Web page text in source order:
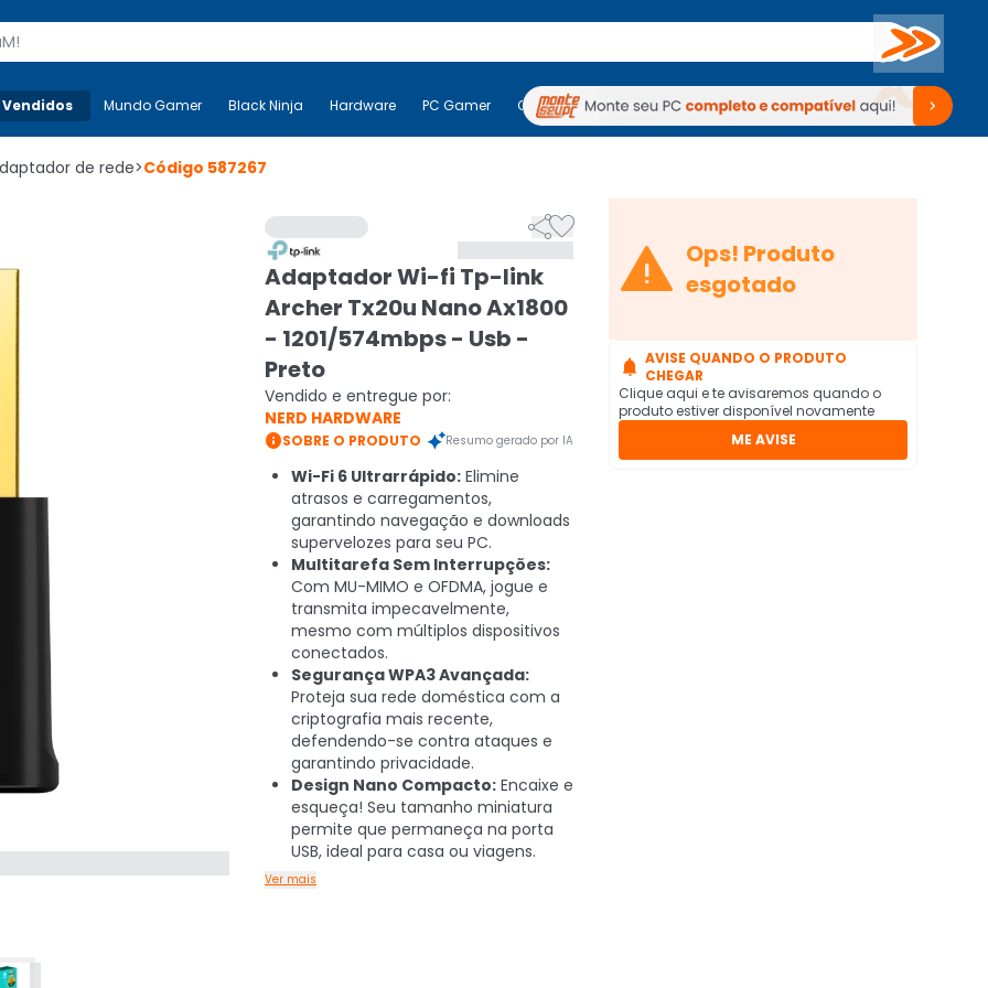
Buscar
Mais-v- Mundo Gamer Black Ninja Hardware PC Gamer Computadores Periféricos TV Venda no KaBuM!
Mundo Gamer Black Ninja Hardware PC Gamer Computadores Periféricos TV Venda no KaBuM!
de rede>Código 587267

Adaptador Wi-fi Tp-link
Archer Tx20u Nano Ax1800
- 1201/574mbps - Usb -
Preto
Vendido e entregue por:
NERD HARDWARE
SOBRE O PRODUTO Resumo gerado por IA
Wi-Fi 6 Ultrarrápido: Elimine
atrasos e carregamentos,
garantindo navegação e downloads
supervelozes para seu PC.
Multitarefa Sem Interrupções:
Com MU-MIMO e OFDMA, jogue e
transmita impecavelmente,
mesmo com múltiplos dispositivos
conectados.
Segurança WPA3 Avançada:
Proteja sua rede doméstica com a
criptografia mais recente,
defendendo-se contra ataques e
garantindo privacidade.
Design Nano Compacto: Encaixe e
esqueça! Seu tamanho miniatura
permite que permaneça na porta
USB, ideal para casa ou viagens.
Ver mais
 Ops! Produto
esgotado
 AVISE QUANDO O PRODUTO
CHEGAR
Clique aqui e te avisaremos quando o
produto estiver disponível novamente
ME AVISE